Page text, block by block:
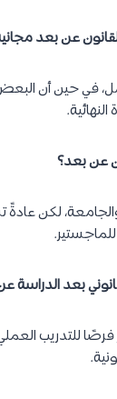
في حين أن
لكن
للماجستير.
للتدريب العملي